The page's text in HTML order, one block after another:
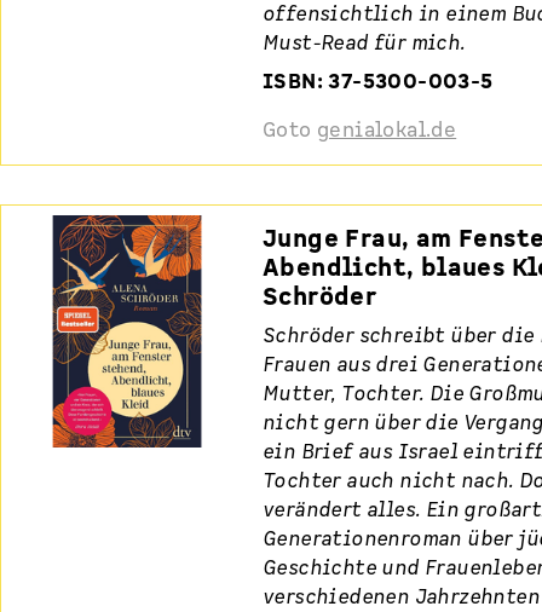
offensichtlich in einem
Must-Read für mich.
ISBN: 37-5300-003-5
Goto genialokal.de
Junge Frau, am
Abendlicht, blaues
Schröder
Schröder schreibt über die
Frauen aus drei
Mutter, Tochter. Die
nicht gern über die
ein Brief aus Israel
Tochter auch nicht nach.
verändert alles. Ein
Generationenroman über
Geschichte und
verschiedenen